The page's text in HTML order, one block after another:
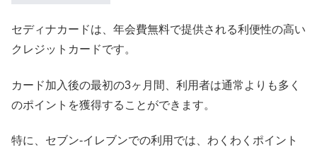
セディナカードは、年会費無料で提供される利便性の高い
クレジットカードです。
カード加入後の最初の3ヶ月間、利用者は通常よりも多く
のポイントを獲得することができます。
特に、セブン-イレブンでの利用では、わくわくポイント